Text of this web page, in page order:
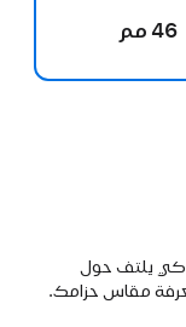
46 مم
كي يلتف حول
مقاس حزامك.